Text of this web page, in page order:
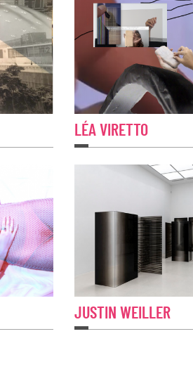
LÉA VIRETTO
JUSTIN WEILLER